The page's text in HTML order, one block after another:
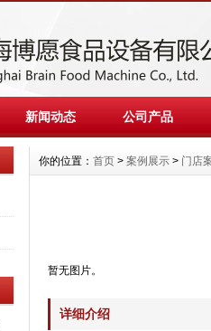
新闻动态 公司产品
你的位置： 首页 > 案例展示 > 门店
暂无图片。
详细介绍